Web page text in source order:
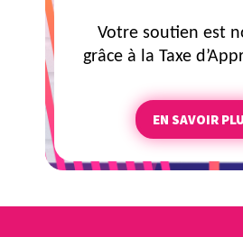
Votre soutien est
grâce à la Taxe
EN SAVOIR